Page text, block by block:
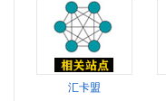
汇卡盟